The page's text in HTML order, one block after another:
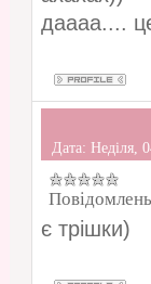
даааа....
Дата: Неділя,
є трішки)